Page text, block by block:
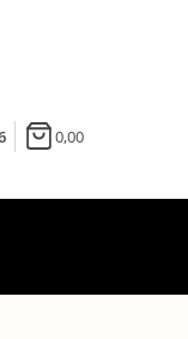
0,00